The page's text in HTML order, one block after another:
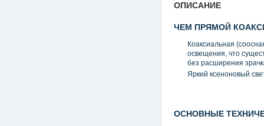
ОПИСАНИЕ
ЧЕМ ПРЯМОЙ
Коаксиальная (
освещения, что
без расширения
Яркий ксеноновый
ОСНОВНЫЕ